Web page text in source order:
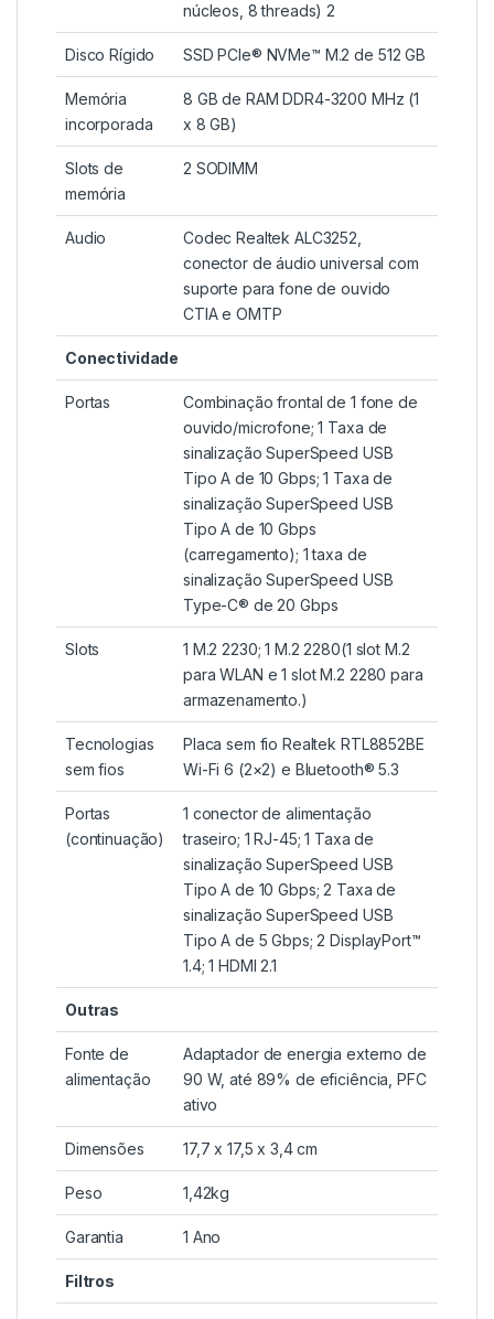
núcleos, 8 threads) 2
Disco Rígido SSD PCIe® NVMe™ M.2 de 512 GB
Memória
incorporada
8 GB de RAM DDR4-3200 MHz (1
x 8 GB)
Slots de
memória
2 SODIMM
Audio
Codec Realtek ALC3252,
conector de áudio universal com
suporte para fone de ouvido
CTIA e OMTP
Conectividade
Portas
Combinação frontal de 1 fone de
ouvido/microfone; 1 Taxa de
sinalização SuperSpeed ​​​​USB
Tipo A de 10 Gbps; 1 Taxa de
sinalização SuperSpeed ​​​​USB
Tipo A de 10 Gbps
(carregamento); 1 taxa de
sinalização SuperSpeed ​​USB
Type-C® de 20 Gbps
Slots
1 M.2 2230; 1 M.2 2280(1 slot M.2
para WLAN e 1 slot M.2 2280 para
armazenamento.)
Tecnologias
sem fios
Placa sem fio Realtek RTL8852BE
Wi-Fi 6 (2×2) e Bluetooth® 5.3
Portas
(continuação)
1 conector de alimentação
traseiro; 1 RJ-45; 1 Taxa de
sinalização SuperSpeed ​​​​USB
Tipo A de 10 Gbps; 2 Taxa de
sinalização SuperSpeed ​​​​USB
Tipo A de 5 Gbps; 2 DisplayPort™
1.4; 1 HDMI 2.1
Outras
Fonte de
alimentação
Adaptador de energia externo de
90 W, até 89% de eficiência, PFC
ativo
Dimensões 17,7 x 17,5 x 3,4 cm
Peso 1,42kg
Garantia 1 Ano
Filtros